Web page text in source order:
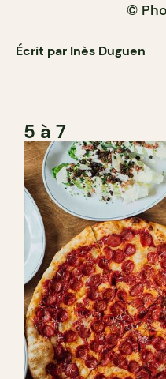
©
Écrit par Inès Duguen
5 à 7